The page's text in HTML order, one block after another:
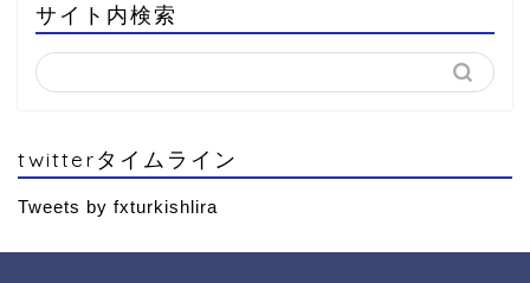
サイト内検索
twitterタイムライン
Tweets by fxturkishlira